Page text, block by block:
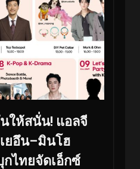
ให้สนั่น! แอลจี
ยอึน–มินโฮ
กไทยจัดเอ็กซ์